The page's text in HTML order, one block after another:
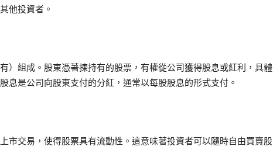
他投資者。
）組成。股東憑著揀持有的股票，有權從公司獲得股息或紅利，具體
息是公司向股東支付的分紅，通常以每股股息的形式支付。
市交易，使得股票具有流動性。這意味著投資者可以隨時自由買賣股